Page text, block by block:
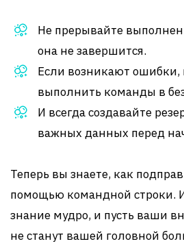
Не прерывайте
она не завершится.
Если возникают ошибки,
выполнить команды в
И всегда создавайте
важных данных перед
Теперь вы знаете, как
помощью командной строки.
знание мудро, и пусть ваши
не станут вашей головной